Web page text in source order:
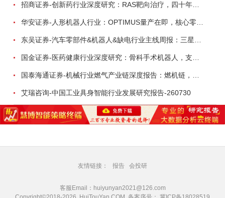
招商证券-创新药行业深度研究：RAS靶向治疗，四十年不可成药的终结，与终结之后的治疗格局演化-260805
艾瑞咨询-中国工业具身智能行业发展研究报告-260730
友情链接： 报告 会投研
客服Email：huiyunyan2021@126.com